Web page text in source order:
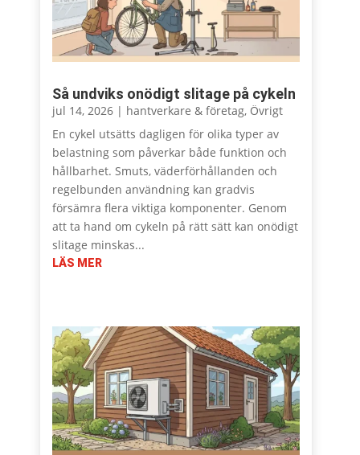
Så undviks onödigt slitage på cykeln
jul 14, 2026| hantverkare & företag, Övrigt
En cykel utsätts dagligen för olika typer av
belastning som påverkar både funktion och
hållbarhet. Smuts, väderförhållanden och
regelbunden användning kan gradvis
försämra flera viktiga komponenter. Genom
att ta hand om cykeln på rätt sätt kan onödigt
slitage minskas...
LÄS MER